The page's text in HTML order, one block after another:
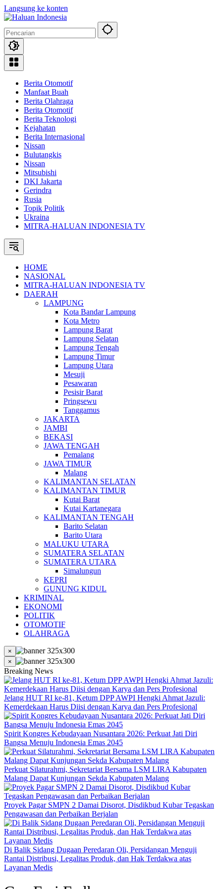
Langsung ke konten
Berita Otomotif
Manfaat Buah
Berita Olahraga
Berita Otomotif
Berita Teknologi
Kejahatan
Berita Internasional
Nissan
Bulutangkis
Nissan
Mitsubishi
DKI Jakarta
Gerindra
Rusia
Topik Politik
Ukraina
MITRA-HALUAN INDONESIA TV
HOME
NASIONAL
MITRA-HALUAN INDONESIA TV
DAERAH
LAMPUNG
Kota Bandar Lampung
Kota Metro
Lampung Barat
Lampung Selatan
Lampung Tengah
Lampung Timur
Lampung Utara
Mesuji
Pesawaran
Pesisir Barat
Pringsewu
Tanggamus
JAKARTA
JAMBI
BEKASI
JAWA TENGAH
Pemalang
JAWA TIMUR
Malang
KALIMANTAN SELATAN
KALIMANTAN TIMUR
Kutai Barat
Kutai Kartanegara
KALIMANTAN TENGAH
Barito Selatan
Barito Utara
MALUKU UTARA
SUMATERA SELATAN
SUMATERA UTARA
Simalungun
KEPRI
GUNUNG KIDUL
KRIMINAL
EKONOMI
POLITIK
OTOMOTIF
OLAHRAGA
×
×
Breaking News
Jelang HUT RI ke-81, Ketum DPP AWPI Hengki Ahmat Jazuli:
Kemerdekaan Harus Diisi dengan Karya dan Pers Profesional
Spirit Kongres Kebudayaan Nusantara 2026: Perkuat Jati Diri
Bangsa Menuju Indonesia Emas 2045
Perkuat Silaturahmi, Sekretariat Bersama LSM LIRA Kabupaten
Malang Dapat Kunjungan Sekda Kabupaten Malang
Proyek Pagar SMPN 2 Damai Disorot, Disdikbud Kubar Tegaskan
Pengawasan dan Perbaikan Berjalan
Di Balik Sidang Dugaan Peredaran Oli, Persidangan Menguji
Rantai Distribusi, Legalitas Produk, dan Hak Terdakwa atas
Layanan Medis